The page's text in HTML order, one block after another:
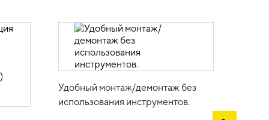
Удобный монтаж/демонтаж без
использования инструментов.